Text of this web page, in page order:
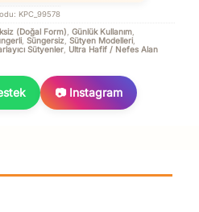
KPC_99578
(Doğal Form) Günlük Kullanım
Süngersiz Sütyen Modelleri
Sütyenler, Ultra Hafif / Nefes Alan
📷 Instagram